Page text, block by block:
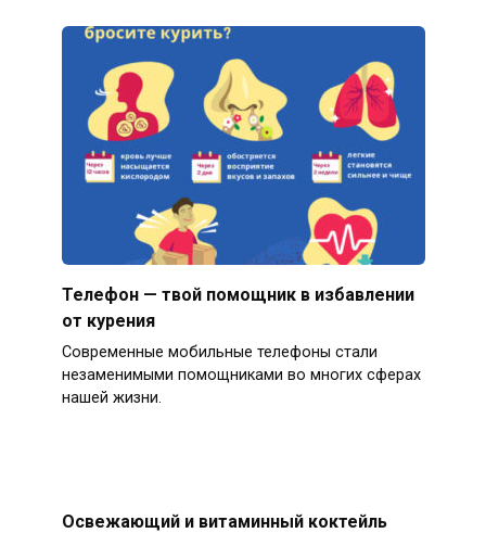
Телефон — твой помощник в избавлении
от курения
Современные мобильные телефоны стали
незаменимыми помощниками во многих сферах
нашей жизни.
Освежающий и витаминный коктейль